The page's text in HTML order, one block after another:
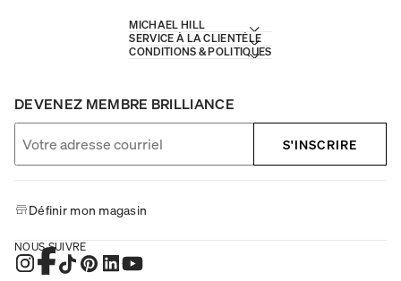
MICHAEL HILL
SERVICE À LA CLIENTÈLE
CONDITIONS & POLITIQUES
DEVENEZ MEMBRE BRILLIANCE
S'INSCRIRE
Définir mon magasin
NOUS SUIVRE